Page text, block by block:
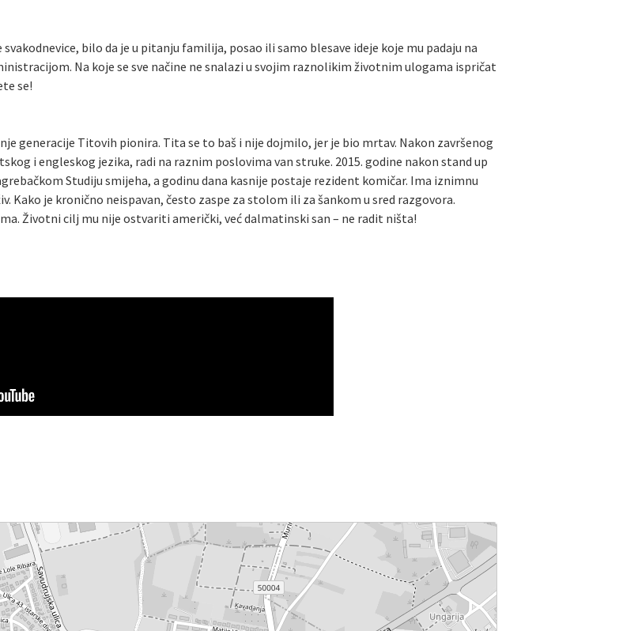
bilo da je u pitanju familija, posao ili samo blesave ideje koje mu padaju na
Na koje se sve načine ne snalazi u svojim raznolikim životnim ulogama ispričat
se!
generacije Titovih pionira. Tita se to baš i nije dojmilo, jer je bio mrtav. Nakon završenog
i engleskog jezika, radi na raznim poslovima van struke. 2015. godine nakon stand up
Studiju smijeha, a godinu dana kasnije postaje rezident komičar. Ima iznimnu
je kronično neispavan, često zaspe za stolom ili za šankom u sred razgovora.
Životni cilj mu nije ostvariti američki, već dalmatinski san – ne radit ništa!